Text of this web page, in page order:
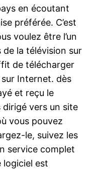
en écoutant
préférée. C’est
voulez être l’un
la télévision sur
de télécharger
Internet. dès
et reçu le
vers un site
vous pouvez
le, suivez les
service complet
logiciel est